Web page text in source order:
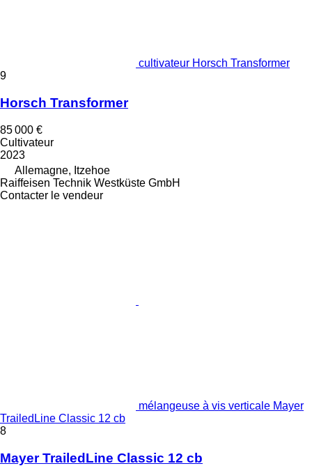
cultivateur Horsch Transformer
9
Horsch Transformer
85 000 €
Cultivateur
2023
Allemagne, Itzehoe
Raiffeisen Technik Westküste GmbH
Contacter le vendeur
mélangeuse à vis verticale Mayer
TrailedLine Classic 12 cb
8
Mayer TrailedLine Classic 12 cb